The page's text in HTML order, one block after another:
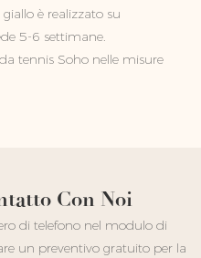
è realizzato su
5-6 settimane.
tennis Soho nelle misure
Con Noi
di telefono nel modulo di
un preventivo gratuito per la